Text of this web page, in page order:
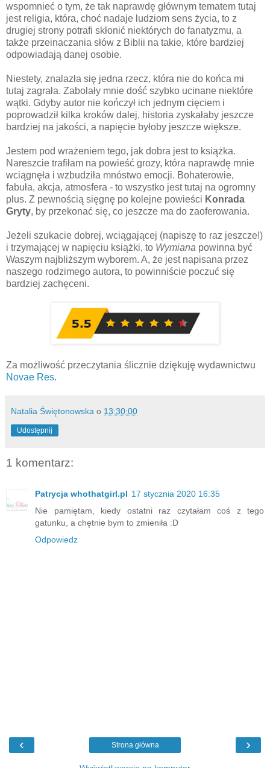
wspomnieć o tym, że tak naprawdę głównym tematem tutaj
jest religia, która, choć nadaje ludziom sens życia, to z
drugiej strony potrafi skłonić niektórych do fanatyzmu, a
także przeinaczania słów z Biblii na takie, które bardziej
odpowiadają danej osobie.
Niestety, znalazła się jedna rzecz, która nie do końca mi
tutaj zagrała. Zabolały mnie dość szybko ucinane niektóre
wątki. Gdyby autor nie kończył ich jednym cięciem i
poprowadził kilka kroków dalej, historia zyskałaby jeszcze
bardziej na jakości, a napięcie byłoby jeszcze większe.
Jestem pod wrażeniem tego, jak dobra jest to książka.
Nareszcie trafiłam na powieść grozy, która naprawdę mnie
wciągnęła i wzbudziła mnóstwo emocji. Bohaterowie,
fabuła, akcja, atmosfera - to wszystko jest tutaj na ogromny
plus. Z pewnością sięgnę po kolejne powieści Konrada
Gryty, by przekonać się, co jeszcze ma do zaoferowania.
Jeżeli szukacie dobrej, wciągającej (napiszę to raz jeszcze!)
i trzymającej w napięciu książki, to Wymiana powinna być
Waszym najbliższym wyborem. A, że jest napisana przez
naszego rodzimego autora, to powinniście poczuć się
bardziej zachęceni.
Za możliwość przeczytania ślicznie dziękuję wydawnictwu
Novae Res.
Natalia Świętonowska o 13:30:00
Udostępnij
1 komentarz:
Patrycja whothatgirl.pl 17 stycznia 2020 16:35
Nie pamiętam, kiedy ostatni raz czytałam coś z tego
gatunku, a chętnie bym to zmieniła :D
Odpowiedz
‹ ›
Strona główna